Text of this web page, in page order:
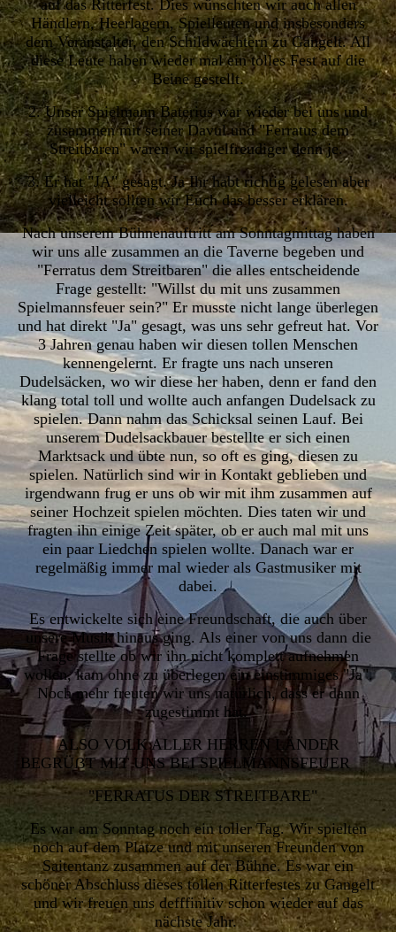
auf das Ritterfest. Dies wünschten wir auch allen
Händlern, Heerlagern, Spielleuten und insbesonders
dem Veranstalter, den Schildwächtern zu Gangelt. All
diese Leute haben wieder mal ein tolles Fest auf die
Beine gestellt.
2. Unser Spielmann Baterius war wieder bei uns und
zusammen mit seiner Davul und "Ferratus dem
Streitbaren" waren wir spielfreudiger denn je.
3. Er hat "JA" gesagt. Ja Ihr habt richtig gelesen aber
vielleicht sollten wir Euch das besser erklären.
Nach unserem Bühnenauftritt am Sonntagmittag haben
wir uns alle zusammen an die Taverne begeben und
"Ferratus dem Streitbaren" die alles entscheidende
Frage gestellt: "Willst du mit uns zusammen
Spielmannsfeuer sein?" Er musste nicht lange überlegen
und hat direkt "Ja" gesagt, was uns sehr gefreut hat. Vor
3 Jahren genau haben wir diesen tollen Menschen
kennengelernt. Er fragte uns nach unseren
Dudelsäcken, wo wir diese her haben, denn er fand den
klang total toll und wollte auch anfangen Dudelsack zu
spielen. Dann nahm das Schicksal seinen Lauf. Bei
unserem Dudelsackbauer bestellte er sich einen
Marktsack und übte nun, so oft es ging, diesen zu
spielen. Natürlich sind wir in Kontakt geblieben und
irgendwann frug er uns ob wir mit ihm zusammen auf
seiner Hochzeit spielen möchten. Dies taten wir und
fragten ihn einige Zeit später, ob er auch mal mit uns
ein paar Liedchen spielen wollte. Danach war er
regelmäßig immer mal wieder als Gastmusiker mit
dabei.
Es entwickelte sich eine Freundschaft, die auch über
unsere Musik hinaus ging. Als einer von uns dann die
Frage stellte ob wir ihn nicht komplett aufnehmen
wollen, kam ohne zu überlegen ein einstimmiges "Ja".
Noch mehr freuten wir uns natürlich, dass er dann
zugestimmt hat.
ALSO VOLK ALLER HERREN LÄNDER
BEGRÜẞT MIT UNS BEI SPIELMANNSFEUER
"FERRATUS DER STREITBARE"
Es war am Sonntag noch ein toller Tag. Wir spielten
noch auf dem Platze und mit unseren Freunden von
Saitentanz zusammen auf der Bühne. Es war ein
schöner Abschluss dieses tollen Ritterfestes zu Gangelt
und wir freuen uns defffinitiv schon wieder auf das
nächste Jahr.